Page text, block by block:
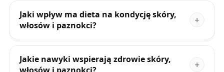
Jaki wpływ ma dieta na kondycję skóry,
włosów i paznokci?
Jakie nawyki wspierają zdrowie skóry,
włosów i paznokci?